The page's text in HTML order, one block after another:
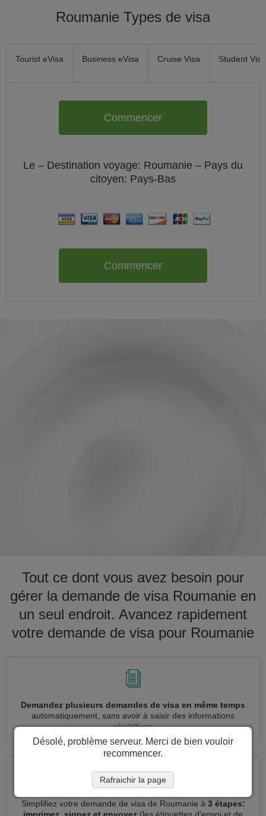
Roumanie Types de visa
Tourist eVisa Business eVisa Cruise Visa Student Visa
Commencer
Le – Destination voyage: Roumanie – Pays du
citoyen: Pays-Bas
Commencer
Tout ce dont vous avez besoin pour
gérer la demande de visa Roumanie en
un seul endroit. Avancez rapidement
votre demande de visa pour Roumanie
Demandez plusieurs demandes de visa en même temps
automatiquement, sans avoir à saisir des informations
répétitives
Simplifiez votre demande de visa de Roumanie à 3 étapes:
Désolé, problème serveur. Merci de bien vouloir
recommencer.
Rafraichir la page